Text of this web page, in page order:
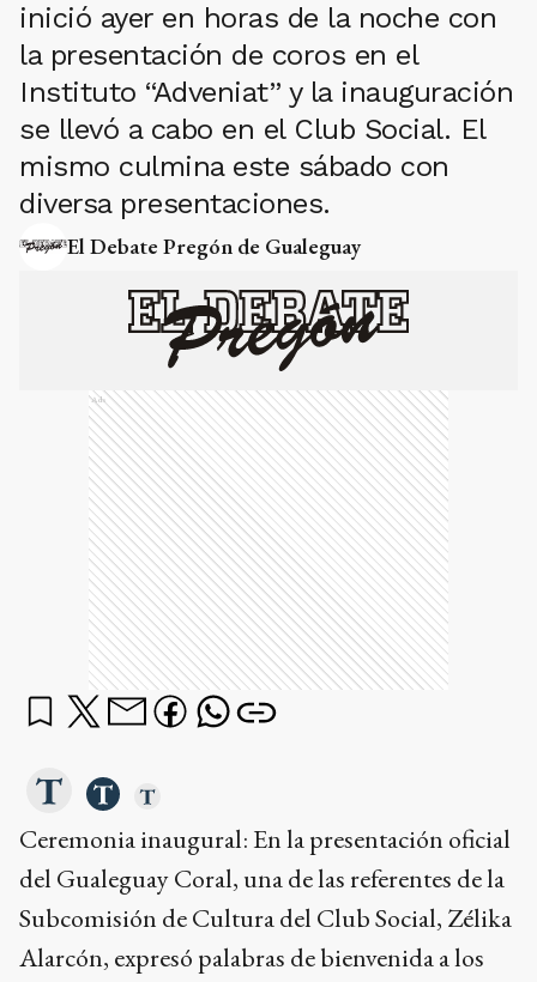
inició ayer en horas de la noche con
la presentación de coros en el
Instituto “Adveniat” y la inauguración
se llevó a cabo en el Club Social. El
mismo culmina este sábado con
diversa presentaciones.
El Debate Pregón de Gualeguay
Ads
Ceremonia inaugural: En la presentación oficial
del Gualeguay Coral, una de las referentes de la
Subcomisión de Cultura del Club Social, Zélika
Alarcón, expresó palabras de bienvenida a los